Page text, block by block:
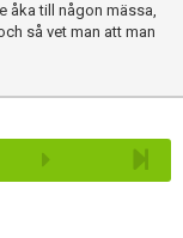
åka till någon mässa,
så vet man att man